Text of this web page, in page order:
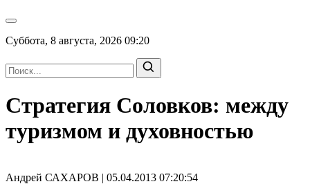
Суббота, 8 августа, 2026 09:20
Стратегия Соловков: между
туризмом и духовностью
Андрей САХАРОВ | 05.04.2013 07:20:54